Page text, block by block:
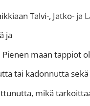
Talvi-, Jatko- ja
ja
Pienen maan tappiot
tai kadonnutta sekä
mikä